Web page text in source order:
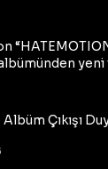
Çıkışı